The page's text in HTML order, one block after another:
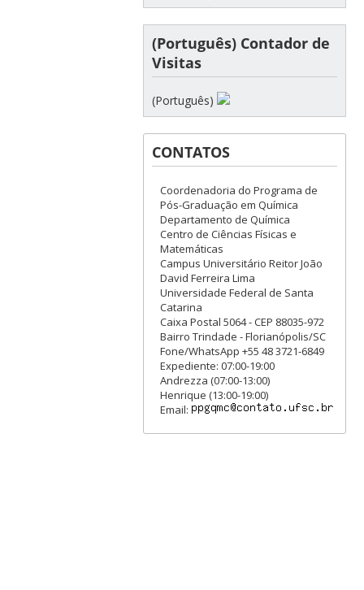
(Português) Contador de
Visitas
(Português)
CONTATOS
Coordenadoria do Programa de
Pós-Graduação em Química
Departamento de Química
Centro de Ciências Físicas e
Matemáticas
Campus Universitário Reitor João
David Ferreira Lima
Universidade Federal de Santa
Catarina
Caixa Postal 5064 - CEP 88035-972
Bairro Trindade - Florianópolis/SC
Fone/WhatsApp +55 48 3721-6849
Expediente: 07:00-19:00
Andrezza (07:00-13:00)
Henrique (13:00-19:00)
Email: